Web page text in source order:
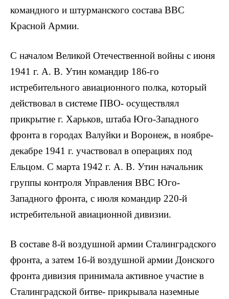
командного и штурманского состава ВВС
Красной Армии.
С началом Великой Отечественной войны с июня
1941 г. А. В. Утин командир 186-го
истребительного авиационного полка, который
действовал в системе ПВО- осуществлял
прикрытие г. Харьков, штаба Юго-Западного
фронта в городах Валуйки и Воронеж, в ноябре-
декабре 1941 г. участвовал в операциях под
Ельцом. С марта 1942 г. А. В. Утин начальник
группы контроля Управления ВВС Юго-
Западного фронта, с июля командир 220-й
истребительной авиационной дивизии.
В составе 8-й воздушной армии Сталинградского
фронта, а затем 16-й воздушной армии Донского
фронта дивизия принимала активное участие в
Сталинградской битве- прикрывала наземные